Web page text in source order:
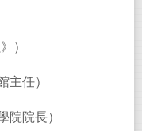
）
主任）
院院長）